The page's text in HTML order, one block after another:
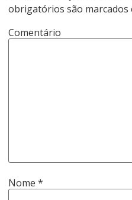
obrigatórios são
Comentário
Nome*